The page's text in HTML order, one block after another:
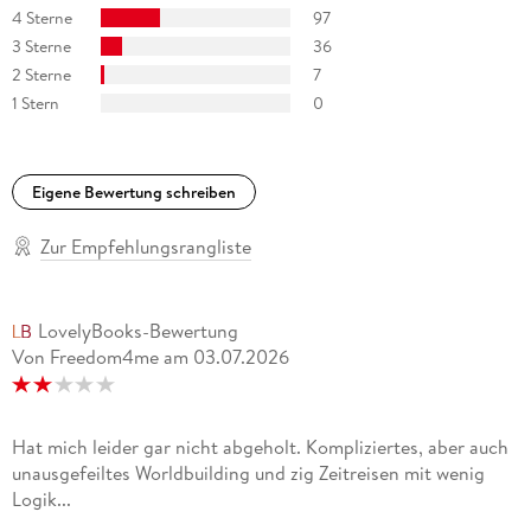
4 Sterne
97
3 Sterne
36
2 Sterne
7
1 Stern
0
Eigene Bewertung schreiben
Zur Empfehlungsrangliste
LovelyBooks-Bewertung
Von Freedom4me am 03.07.2026
Hat mich leider gar nicht abgeholt. Kompliziertes, aber auch
unausgefeiltes Worldbuilding und zig Zeitreisen mit wenig
Logik...